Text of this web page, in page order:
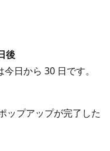
後
日から 30 日です。
ップアップが完了した